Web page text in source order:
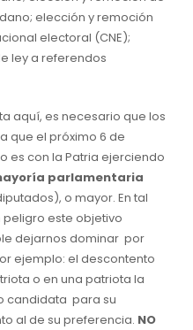
elección y remoción
electoral (CNE);
ley a referendos
aquí, es necesario que los
que el próximo 6 de
es con la Patria ejerciendo
parlamentaria
o mayor. En tal
este objetivo
dejarnos dominar por
ejemplo: el descontento
o en una patriota la
candidata para su
al de su preferencia. NO